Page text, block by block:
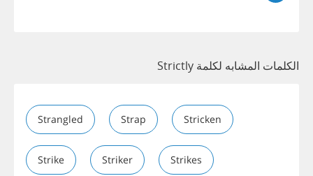
الكلمات المشابه لكلمة Strictly
Strangled Strap Stricken
Strike Striker Strikes